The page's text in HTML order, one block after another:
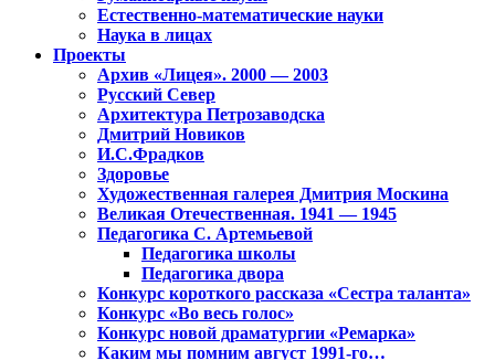
Естественно-математические науки
Наука в лицах
Проекты
Архив «Лицея». 2000 — 2003
Русский Север
Архитектура Петрозаводска
Дмитрий Новиков
И.С.Фрадков
Здоровье
Художественная галерея Дмитрия Москина
Великая Отечественная. 1941 — 1945
Педагогика С. Артемьевой
Педагогика школы
Педагогика двора
Конкурс короткого рассказа «Сестра таланта»
Конкурс «Во весь голос»
Конкурс новой драматургии «Ремарка»
Каким мы помним август 1991-го…